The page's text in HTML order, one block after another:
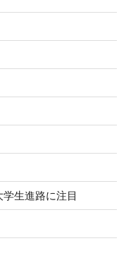
生進路に注目